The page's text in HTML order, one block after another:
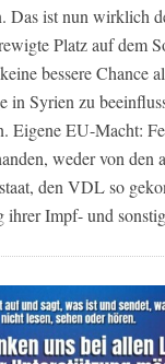
Das ist nun wirklich
Platz auf dem
bessere Chance
in Syrien zu
Eigene EU-Macht:
weder von den
den VDL so
ihrer Impf- und